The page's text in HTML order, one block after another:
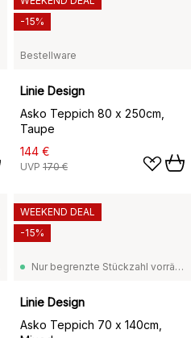
Bestellware
Linie Design
Asko Teppich 80 x 250cm,
Taupe
144 €
UVP 170 €
-15%
Nur begrenzte Stückzahl vorrätig
Linie Design
Asko Teppich 70 x 140cm,
WEEKEND DEAL
-15%